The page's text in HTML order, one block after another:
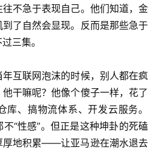
不急于表现自己。他们知道，金
了自然会显现。反而是那些急于
三集。
互联网泡沫的时候，别人都在疯
干嘛呢？他像个傻子一样，花了
库、搞物流体系、开发云服务。
“性感”。但正是这种坤卦的死磕
地积累——让亚马逊在潮水退去